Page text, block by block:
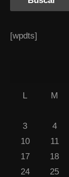
[wpdts]
L M
3
4
10
11
17
18
24
25